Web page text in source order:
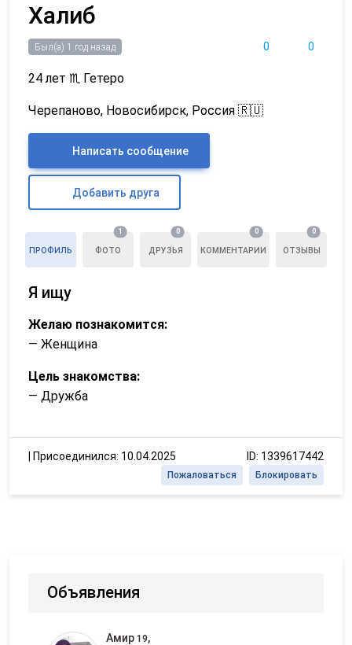
Халиб
0 0
Был(а) 1 год назад
24 лет ♏ Гетеро
Черепаново, Новосибирск, Россия 🇷🇺
Написать сообщение
Добавить друга
ПРОФИЛЬ ФОТО
1
ДРУЗЬЯ
0
КОММЕНТАРИИ
0
ОТЗЫВЫ
0
Я ищу
Желаю познакомится:
— Женщина
Цель знакомства:
— Дружба
| Присоединился: 10.04.2025 ID: 1339617442
Блокировать
Пожаловаться
Объявления
Амир 19,